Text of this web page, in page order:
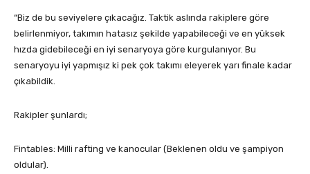
“Biz de bu seviyelere çıkacağız. Taktik aslında rakiplere göre
belirlenmiyor, takımın hatasız şekilde yapabileceği ve en yüksek
hızda gidebileceği en iyi senaryoya göre kurgulanıyor. Bu
senaryoyu iyi yapmışız ki pek çok takımı eleyerek yarı finale kadar
çıkabildik.
Rakipler şunlardı;
Fintables: Milli rafting ve kanocular (Beklenen oldu ve şampiyon
oldular).